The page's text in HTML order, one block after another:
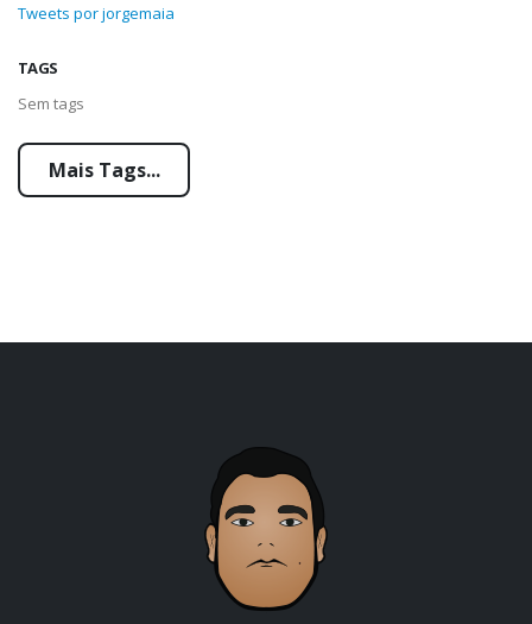
Tweets por jorgemaia
TAGS
Sem tags
Mais Tags...